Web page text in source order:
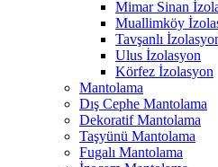
Mimar Sinan
Muallimköy
Tavşanlı
Ulus İzolasyon
Körfez İzolasyon
Mantolama
Dış Cephe Mantolama
Dekoratif Mantolama
Taşyünü Mantolama
Fugalı Mantolama